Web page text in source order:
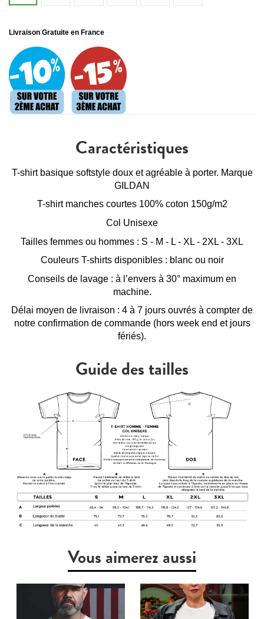
Livraison Gratuite en France
Caractéristiques
T-shirt basique softstyle doux et agréable à porter. Marque
GILDAN
T-shirt manches courtes 100% coton 150g/m2
Col Unisexe
Tailles femmes ou hommes : S - M - L - XL - 2XL - 3XL
Couleurs T-shirts disponibles : blanc ou noir
Conseils de lavage : à l’envers à 30° maximum en
machine.
Délai moyen de livraison : 4 à 7 jours ouvrés à compter de
notre confirmation de commande (hors week end et jours
fériés).
Guide des tailles
Vous aimerez aussi